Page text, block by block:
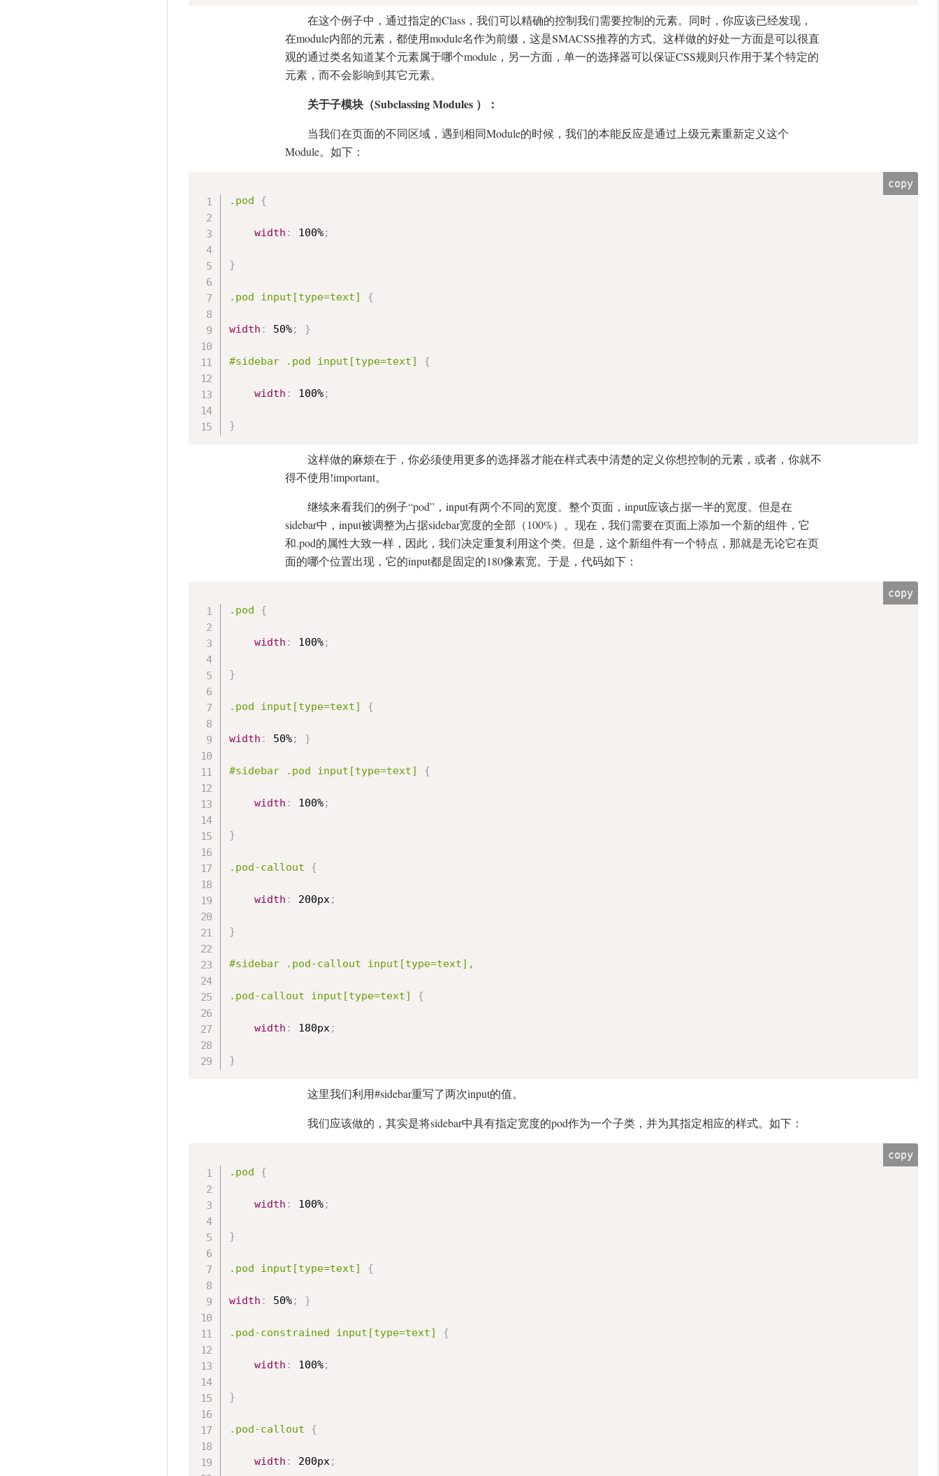
在这个例子中，通过指定的Class，我们可以精确的控制我们需要控制的元素。同时，你应该已经发现，
在module内部的元素，都使用module名作为前缀，这是SMACSS推荐的方式。这样做的好处一方面是可以很直
观的通过类名知道某个元素属于哪个module，另一方面，单一的选择器可以保证CSS规则只作用于某个特定的
元素，而不会影响到其它元素。
关于子模块（Subclassing Modules ）：
当我们在页面的不同区域，遇到相同Module的时候，我们的本能反应是通过上级元素重新定义这个
Module。如下：
.pod {
width : 100%;
}
.pod input[type=text] {
width : 50%; }
#sidebar .pod input[type=text] {
width : 100%;
}
copy
这样做的麻烦在于，你必须使用更多的选择器才能在样式表中清楚的定义你想控制的元素，或者，你就不
得不使用!important。
继续来看我们的例子“pod”，input有两个不同的宽度。整个页面，input应该占据一半的宽度。但是在
sidebar中，input被调整为占据sidebar宽度的全部（100%）。现在，我们需要在页面上添加一个新的组件，它
和.pod的属性大致一样，因此，我们决定重复利用这个类。但是，这个新组件有一个特点，那就是无论它在页
面的哪个位置出现，它的input都是固定的180像素宽。于是，代码如下：
.pod {
width : 100%;
}
.pod input[type=text] {
width : 50%; }
#sidebar .pod input[type=text] {
width : 100%;
}
.pod-callout {
width : 200px;
}
#sidebar .pod-callout input[type=text],
.pod-callout input[type=text] {
width : 180px;
}
copy
这里我们利用#sidebar重写了两次input的值。
我们应该做的，其实是将sidebar中具有指定宽度的pod作为一个子类，并为其指定相应的样式。如下：
.pod {
width : 100%;
}
.pod input[type=text] {
width : 50%; }
.pod-constrained input[type=text] {
width : 100%;
}
.pod-callout {
width : 200px;
copy